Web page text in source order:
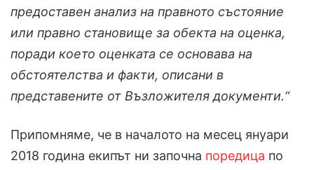
предоставен анализ на правното състояние
или правно становище за обекта на оценка,
поради което оценката се основава на
обстоятелства и факти, описани в
представените от Възложителя документи.“
Припомняме, че в началото на месец януари
2018 година екипът ни започна поредица по